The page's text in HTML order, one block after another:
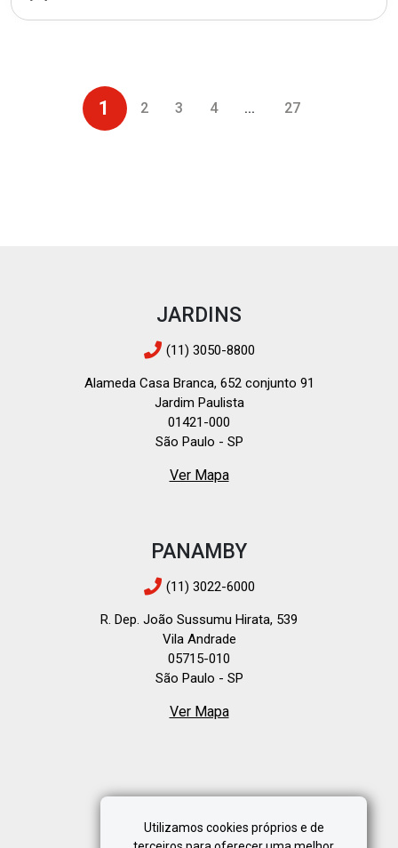
1 2 3 4 ... 27
Utilizamos cookies próprios e de
JARDINS
(11) 3050-8800
Alameda Casa Branca, 652 conjunto 91
Jardim Paulista
01421-000
São Paulo - SP
Ver Mapa
PANAMBY
(11) 3022-6000
R. Dep. João Sussumu Hirata, 539
Vila Andrade
05715-010
São Paulo - SP
Ver Mapa